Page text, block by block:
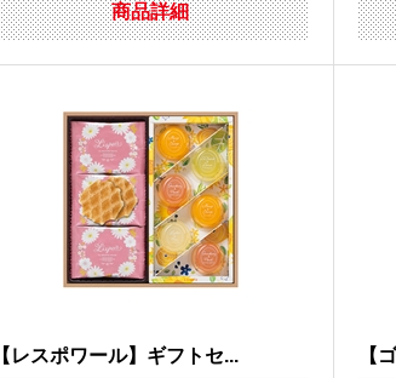
商品詳細
【レスポワール】ギフトセ... 【